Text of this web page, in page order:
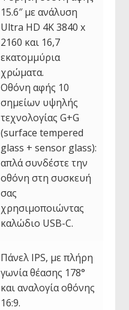
15.6″ με ανάλυση
Ultra HD 4K 3840 x
2160 και 16,7
εκατομμύρια
χρώματα.
Οθόνη αφής 10
σημείων υψηλής
τεχνολογίας G+G
(surface tempered
glass + sensor glass):
απλά συνδέστε την
οθόνη στη συσκευή
σας
χρησιμοποιώντας
καλώδιο USB-C.
Πάνελ IPS, με πλήρη
γωνία θέασης 178°
και αναλογία οθόνης
16:9.